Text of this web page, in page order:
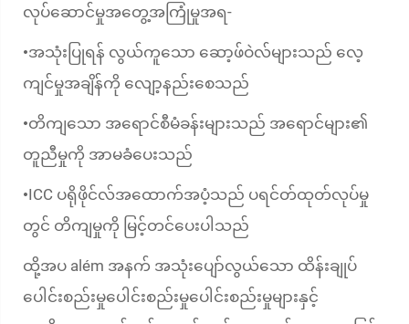
လုပ်ဆောင်မှုအတွေ့အကြုံမှုအရ-
•အသုံးပြုရန် လွယ်ကူသော ဆော့ဖ်ဝဲလ်များသည် လေ့
ကျင်မှုအချိန်ကို လျော့နည်းစေသည်
•တိကျသော အရောင်စီမံခန်းများသည် အရောင်များ၏
တူညီမှုကို အာမခံပေးသည်
•ICC ပရိုဖိုင်လ်အထောက်အပံ့သည် ပရင်တ်ထုတ်လုပ်မှု
တွင် တိကျမှုကို မြင့်တင်ပေးပါသည်
ထို့အပ além အနက် အသုံးပျော်လွယ်သော ထိန်းချုပ်
ပေါင်းစည်းမှုပေါင်းစည်းမှုပေါင်းစည်းမှုများနှင့်